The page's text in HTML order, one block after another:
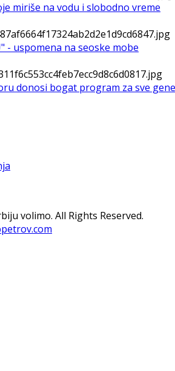
miriše na vodu i slobodno vreme
- uspomena na seoske mobe
donosi bogat program za sve
volimo. All Rights Reserved.